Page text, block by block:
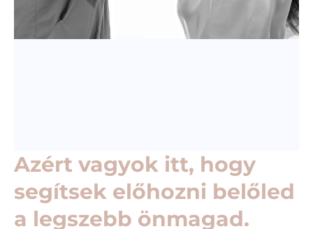
Azért vagyok itt, hogy
segítsek előhozni belőled
a legszebb önmagad.